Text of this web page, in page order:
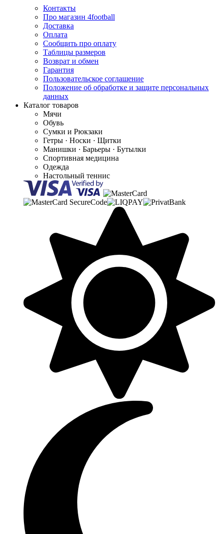
Контакты
Про магазин 4football
Доставка
Оплата
Сообщить про оплату
Таблицы размеров
Возврат и обмен
Гарантия
Пользовательское соглашение
Положение об обработке и защите персональных
данных
Каталог товаров
Мячи
Обувь
Сумки и Рюкзаки
Гетры · Носки · Щитки
Манишки · Барьеры · Бутылки
Спортивная медицина
Одежда
Настольный теннис